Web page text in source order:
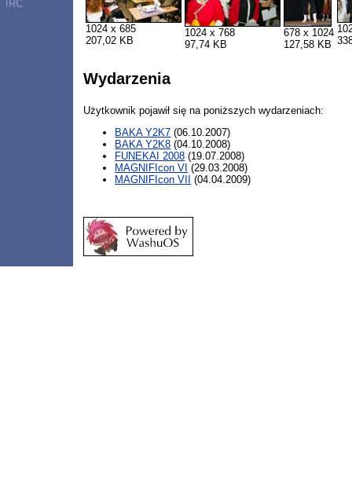
IRC
1024 x 685
207,02 KB
1024 x 768
97,74 KB
678 x 1024
127,58 KB
Wydarzenia
Użytkownik pojawił się na poniższych wydarzeniach:
BAKA Y2K7 (06.10.2007)
BAKA Y2K8 (04.10.2008)
FUNEKAI 2008 (19.07.2008)
MAGNIFIcon VI (29.03.2008)
MAGNIFIcon VII
(04.04.2009)